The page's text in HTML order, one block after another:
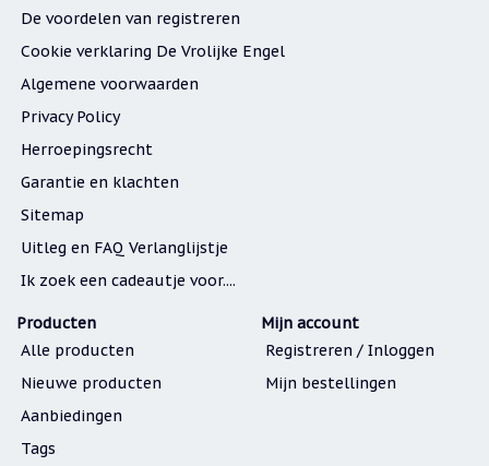
De voordelen van registreren
Cookie verklaring De Vrolijke Engel
Algemene voorwaarden
Privacy Policy
Herroepingsrecht
Garantie en klachten
Sitemap
Uitleg en FAQ Verlanglijstje
Ik zoek een cadeautje voor....
Producten
Alle producten
Nieuwe producten
Aanbiedingen
Tags
Mijn account
Registreren / Inloggen
Mijn bestellingen